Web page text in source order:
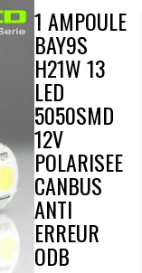
1 AMPOULE
BAY9S
H21W 13
LED
5050SMD
12V
POLARISEE
CANBUS
ANTI
ERREUR
ODB